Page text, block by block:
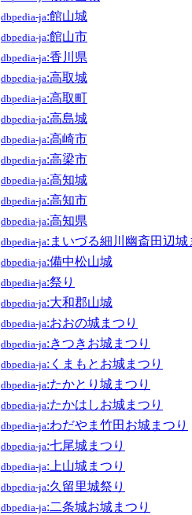
dbpedia-ja:館山城
dbpedia-ja:館山市
dbpedia-ja:香川県
dbpedia-ja:高取城
dbpedia-ja:高取町
dbpedia-ja:高島城
dbpedia-ja:高崎市
dbpedia-ja:高梁市
dbpedia-ja:高知城
dbpedia-ja:高知市
dbpedia-ja:高知県
dbpedia-ja:まいづる細川幽斎田辺城
dbpedia-ja:備中松山城
dbpedia-ja:祭り
dbpedia-ja:大和郡山城
dbpedia-ja:おおの城まつり
dbpedia-ja:きつきお城まつり
dbpedia-ja:くまもとお城まつり
dbpedia-ja:たかとり城まつり
dbpedia-ja:たかはしお城まつり
dbpedia-ja:わだやま竹田お城まつり
dbpedia-ja:七尾城まつり
dbpedia-ja:上山城まつり
dbpedia-ja:久留里城祭り
dbpedia-ja:二条城お城まつり